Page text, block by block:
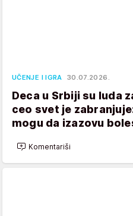
UČENJE I IGRA 30.07.2026.
Deca u Srbiji su luda
ceo svet je
mogu da izazovu
Komentariši